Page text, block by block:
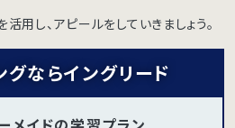
用し、アピールをしていきましょう。
ならイングリード